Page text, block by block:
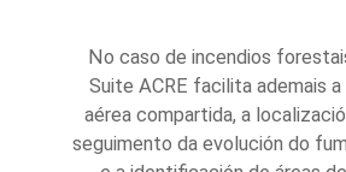
No caso de incendios
Suite ACRE facilita ademais a
aérea compartida, a
seguimento da evolución do